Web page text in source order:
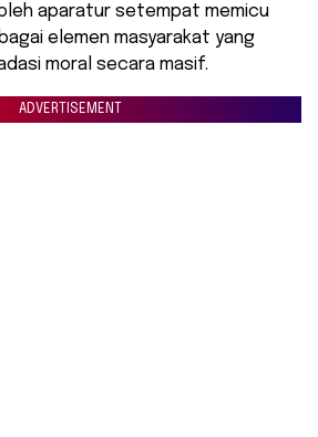
aparatur setempat memicu
elemen masyarakat yang
moral secara masif.
ADVERTISEMENT